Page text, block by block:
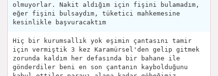
olmuyorlar. Nakit aldığım için fişini bulamadım,
eğer fişini bulsaydım, tüketici mahkemesine
kesinlikle başvuracaktım
Hiç bir kurumsallık yok eşimin çantasını tamir
için vermiştik 3 kez Karamürsel'den gelip gitmek
zorunda kaldım her defasında bir bahane ile
gönderdiler beni en son çantanın kaybolduğunu